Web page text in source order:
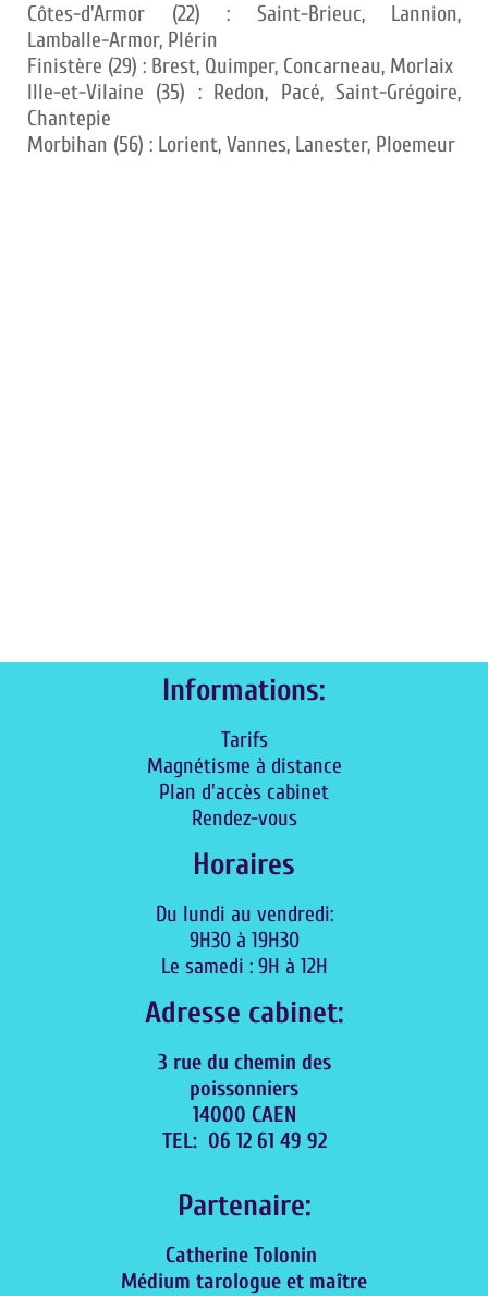
Côtes-d'Armor (22) : Saint-Brieuc, Lannion,
Lamballe-Armor, Plérin
Finistère (29) : Brest, Quimper, Concarneau, Morlaix
Ille-et-Vilaine (35) : Redon, Pacé, Saint-Grégoire,
Chantepie
Morbihan (56) : Lorient, Vannes, Lanester, Ploemeur
Informations:
Tarifs
Magnétisme à distance
Plan d'accès cabinet
Rendez-vous
Horaires
Du lundi au vendredi:
9H30 à 19H30
Le samedi : 9H à 12H
Adresse cabinet:
3 rue du chemin des
poissonniers
14000 CAEN
TEL: 06 12 61 49 92
Partenaire:
Catherine Tolonin
Médium tarologue et maître